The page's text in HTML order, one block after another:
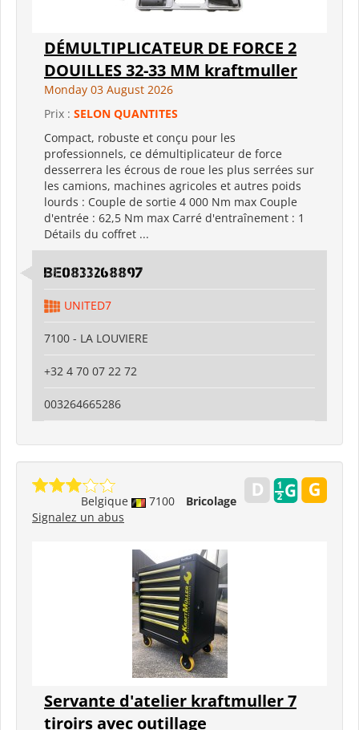
DÉMULTIPLICATEUR DE FORCE 2
DOUILLES 32-33 MM kraftmuller
Monday 03 August 2026
Prix : SELON QUANTITES
Compact, robuste et conçu pour les
professionnels, ce démultiplicateur de force
desserrera les écrous de roue les plus serrées sur
les camions, machines agricoles et autres poids
lourds : Couple de sortie 4 000 Nm max Couple
d'entrée : 62,5 Nm max Carré d'entraînement : 1
Détails du coffret ...
BE0833268897
UNITED7
7100 - LA LOUVIERE
+32 4 70 07 22 72
003264665286
Belgique 7100
Bricolage
Signalez un abus
Servante d'atelier kraftmuller 7
tiroirs avec outillage